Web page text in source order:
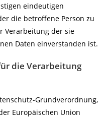
eindeutigen
die betroffene Person zu
Verarbeitung der sie
Daten einverstanden ist.
die Verarbeitung
Grundverordnung,
Europäischen Union